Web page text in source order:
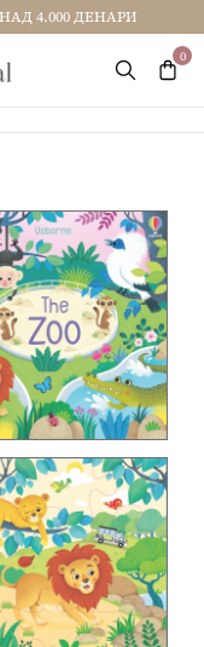
4.000 ДЕНАРИ